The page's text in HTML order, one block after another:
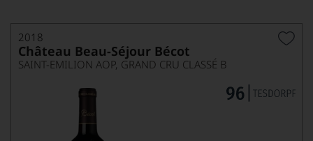
2018
Château Beau-Séjour Bécot
SAINT-EMILION AOP, GRAND CRU CLASSÉ B